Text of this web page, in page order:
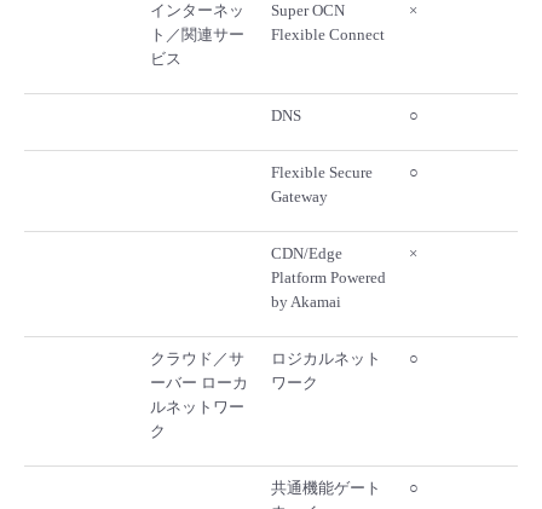
インターネッ
ト／関連サー
ビス
Super OCN
Flexible Connect
×
DNS ○
Flexible Secure
Gateway
○
CDN/Edge
Platform Powered
by Akamai
×
クラウド／サ
ーバー ローカ
ルネットワー
ク
ロジカルネット
ワーク
○
共通機能ゲート
○